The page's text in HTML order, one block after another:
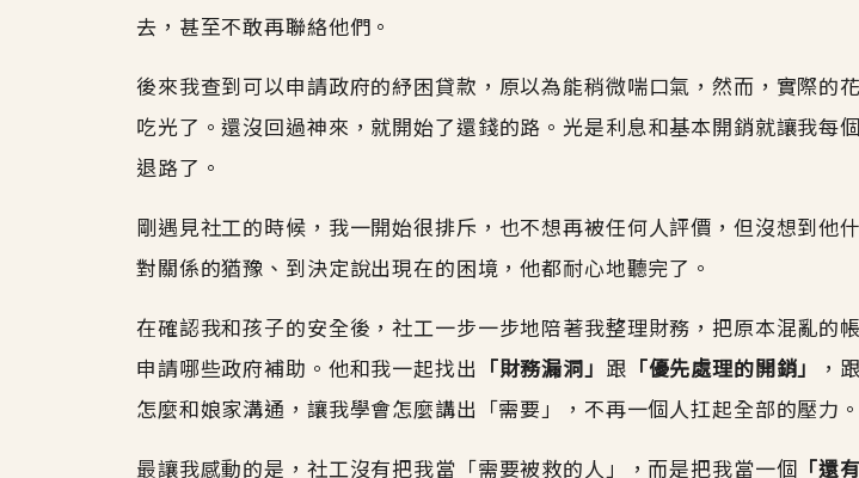
去，甚至不敢再聯絡他們。
後來我查到可以申請政府的紓困貸款，原以為能稍微喘口氣，然而，實際的
吃光了。還沒回過神來，就開始了還錢的路。光是利息和基本開銷就讓我每
退路了。
剛遇見社工的時候，我一開始很排斥，也不想再被任何人評價，但沒想到他
對關係的猶豫、到決定說出現在的困境，他都耐心地聽完了。
在確認我和孩子的安全後，社工一步一步地陪著我整理財務，把原本混亂的
申請哪些政府補助。他和我一起找出
「財務漏洞」 跟 「優先處理的開銷」
，
怎麼和娘家溝通，讓我學會怎麼講出「需要」，不再一個人扛起全部的壓力。
最讓我感動的是，社工沒有把我當「需要被救的人」，而是把我當一個 「還